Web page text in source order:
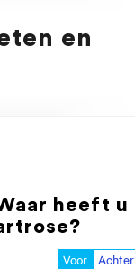
en
heeft u
Voor Achter